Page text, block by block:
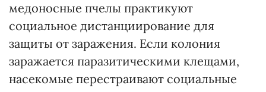
медоносные пчелы практикуют
социальное дистанциирование для
защиты от заражения. Если колония
заражается паразитическими клещами,
насекомые перестраивают социальные